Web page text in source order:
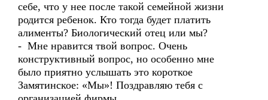
себе, что у нее после такой семейной жизни
родится ребенок. Кто тогда будет платить
алименты? Биологический отец или мы?
- Мне нравится твой вопрос. Очень
конструктивный вопрос, но особенно мне
было приятно услышать это короткое
Замятинское: «Мы»! Поздравляю тебя с